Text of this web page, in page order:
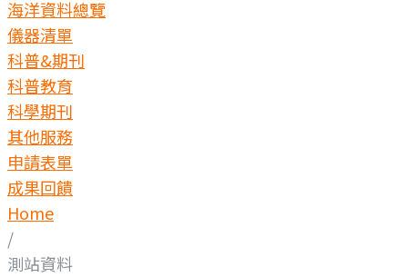
海洋資料總覽
儀器清單
科普&期刊
科普教育
科學期刊
其他服務
申請表單
成果回饋
Home
/
測站資料